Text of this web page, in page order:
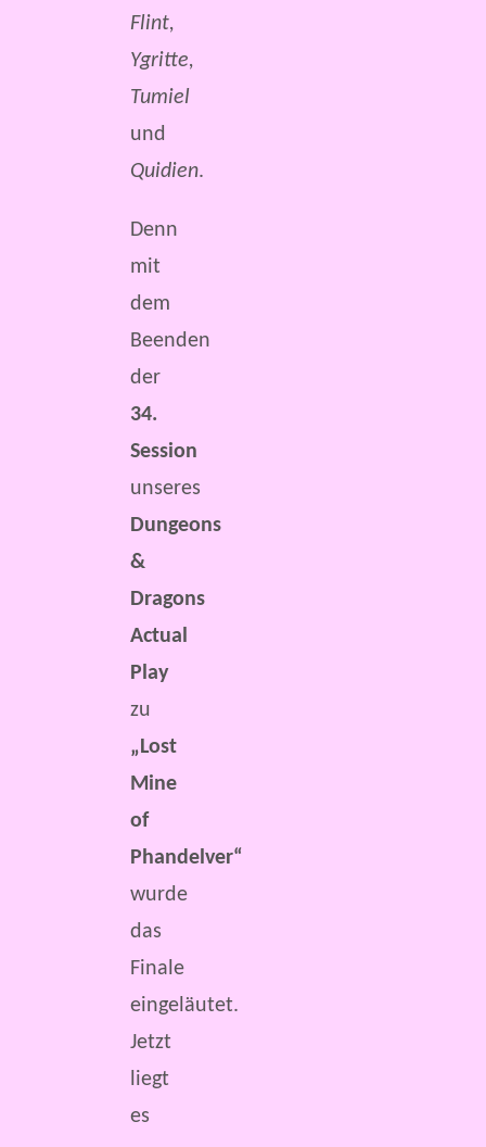
Flint,
Ygritte,
Tumiel
und
Quidien.
Denn
mit
dem
Beenden
der
34.
Session
unseres
Dungeons
&
Dragons
Actual
Play
zu
„Lost
Mine
of
Phandelver“
wurde
das
Finale
eingeläutet.
Jetzt
liegt
es